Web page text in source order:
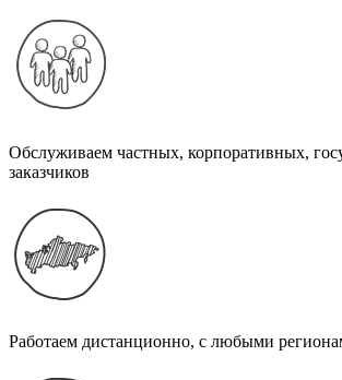
Обслуживаем частных, корпоративных,
заказчиков
Работаем дистанционно, с любыми